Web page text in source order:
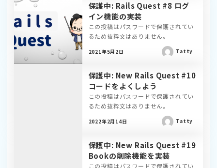
保護中: Rails Quest #8 ログ
イン機能の実装
この投稿はパスワードで保護されてい
るため抜粋文はありません。
Tatty
2021年5月2日
保護中: New Rails Quest #10
コードをよくしよう
この投稿はパスワードで保護されてい
るため抜粋文はありません。
Tatty
2022年2月14日
保護中: New Rails Quest #19
Bookの削除機能を実装
この投稿はパスワードで保護されてい